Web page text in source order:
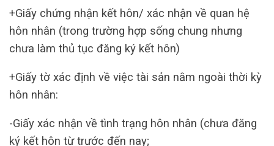
+Giấy chứng nhận kết hôn/ xác nhận về quan hệ
hôn nhân (trong trường hợp sống chung nhưng
chưa làm thủ tục đăng ký kết hôn)
+Giấy tờ xác định về việc tài sản nằm ngoài thời kỳ
hôn nhân:
-Giấy xác nhận về tình trạng hôn nhân (chưa đăng
ký kết hôn từ trước đến nay;